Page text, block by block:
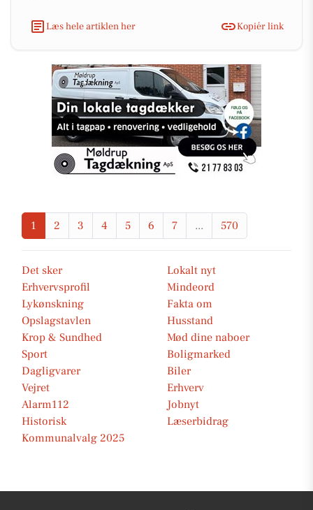
Læs hele artiklen her Kopiér link
1 2 3 4 5 6 7 ... 570
Det sker
Lokalt nyt
Erhvervsprofil
Mindeord
Lykønskning
Fakta om
Opslagstavlen
Husstand
Krop & Sundhed
Mød dine naboer
Sport
Boligmarked
Dagligvarer
Biler
Vejret
Erhverv
Alarm112
Jobnyt
Historisk
Læserbidrag
Kommunalvalg 2025